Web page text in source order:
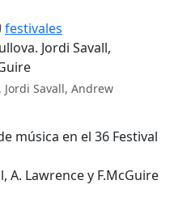
festivales
Savall, Andrew
A. Lawrence y F.McGuire